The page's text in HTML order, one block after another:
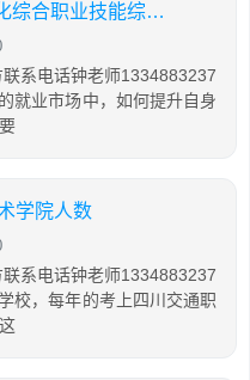
普华单招签约班13800元含文化综合职业技能综合培训
系电话钟老师1334883237
就业市场中，如何提升自身
学院人数
系电话钟老师1334883237
校，每年的考上四川交通职